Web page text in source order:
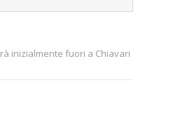
inizialmente fuori a Chiavari